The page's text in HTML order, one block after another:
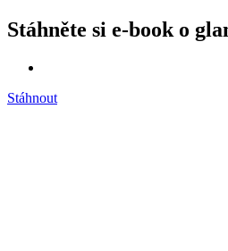
Stáhněte si e-book o
Stáhnout